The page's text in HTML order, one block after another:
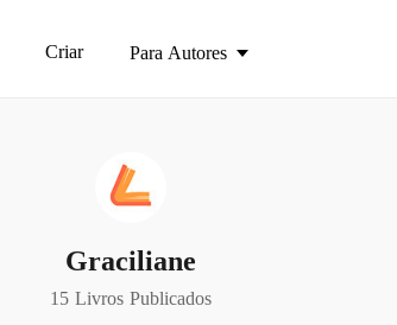
Criar Para Autores
Graciliane
15 Livros Publicados